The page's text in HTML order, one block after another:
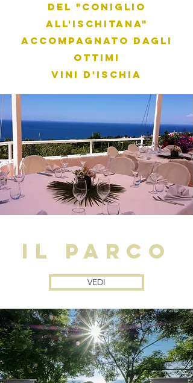
del "Coniglio
all'Ischitana"
accompagnato dagli
ottimi
vini d'Ischia
il parco
VEDI